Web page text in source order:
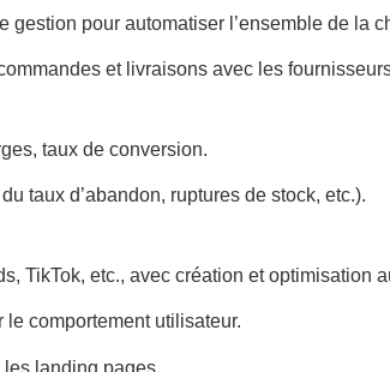
gestion pour automatiser l’ensemble de la
et livraisons avec les
taux de conversion.
taux d’abandon, ruptures de stock, etc.).
TikTok, etc., avec création et optimisation
comportement utilisateur.
landing pages.